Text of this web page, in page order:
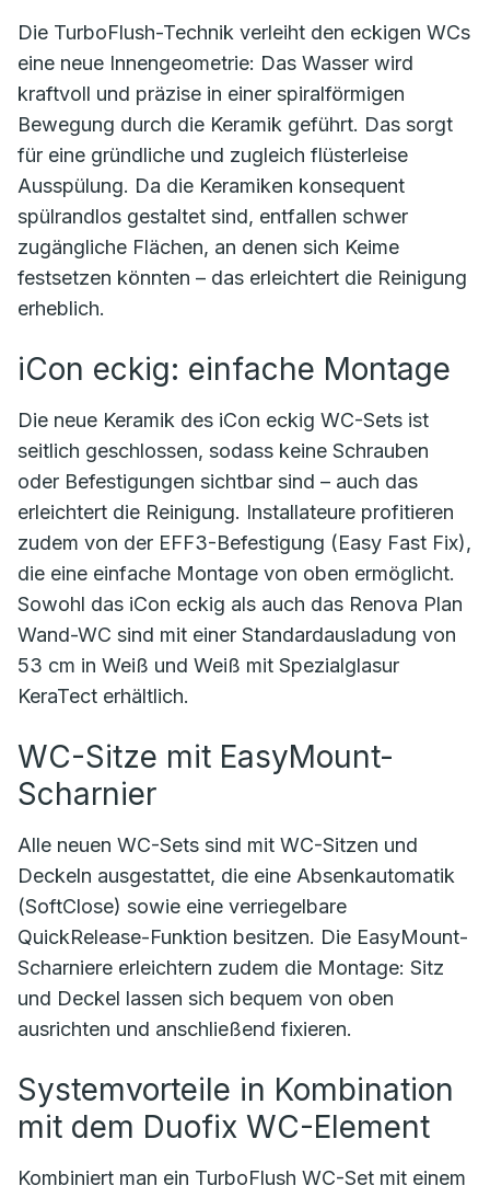
Die TurboFlush-Technik verleiht den eckigen WCs
eine neue Innengeometrie: Das Wasser wird
kraftvoll und präzise in einer spiralförmigen
Bewegung durch die Keramik geführt. Das sorgt
für eine gründliche und zugleich flüsterleise
Ausspülung. Da die Keramiken konsequent
spülrandlos gestaltet sind, entfallen schwer
zugängliche Flächen, an denen sich Keime
festsetzen könnten – das erleichtert die Reinigung
erheblich.
iCon eckig: einfache Montage
Die neue Keramik des iCon eckig WC-Sets ist
seitlich geschlossen, sodass keine Schrauben
oder Befestigungen sichtbar sind – auch das
erleichtert die Reinigung. Installateure profitieren
zudem von der EFF3-Befestigung (Easy Fast Fix),
die eine einfache Montage von oben ermöglicht.
Sowohl das iCon eckig als auch das Renova Plan
Wand-WC sind mit einer Standardausladung von
53 cm in Weiß und Weiß mit Spezialglasur
KeraTect erhältlich.
WC-Sitze mit EasyMount-
Scharnier
Alle neuen WC-Sets sind mit WC-Sitzen und
Deckeln ausgestattet, die eine Absenkautomatik
(SoftClose) sowie eine verriegelbare
QuickRelease-Funktion besitzen. Die EasyMount-
Scharniere erleichtern zudem die Montage: Sitz
und Deckel lassen sich bequem von oben
ausrichten und anschließend fixieren.
Systemvorteile in Kombination
mit dem Duofix WC-Element
Kombiniert man ein TurboFlush WC-Set mit einem